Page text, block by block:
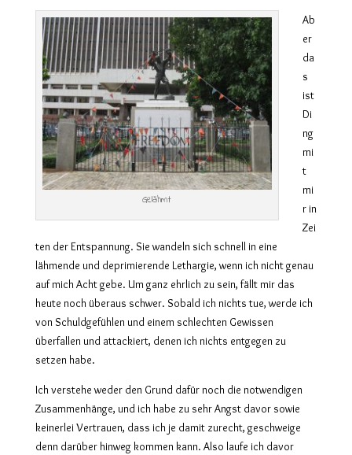
Gelähmt
Ab
er
da
s
ist
Di
ng
mi
t
mi
r in
Zei
ten der Entspannung. Sie wandeln sich schnell in eine
lähmende und deprimierende Lethargie, wenn ich nicht genau
auf mich Acht gebe. Um ganz ehrlich zu sein, fällt mir das
heute noch überaus schwer. Sobald ich nichts tue, werde ich
von Schuldgefühlen und einem schlechten Gewissen
überfallen und attackiert, denen ich nichts entgegen zu
setzen habe.
Ich verstehe weder den Grund dafür noch die notwendigen
Zusammenhänge, und ich habe zu sehr Angst davor sowie
keinerlei Vertrauen, dass ich je damit zurecht, geschweige
denn darüber hinweg kommen kann. Also laufe ich davor